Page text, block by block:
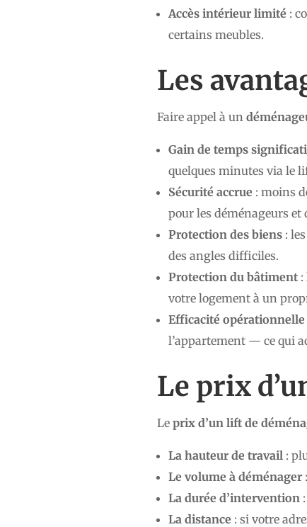
Accès intérieur limité :
certains meubles.
Les
Faire appel à un
Gain de temps
quelques minutes via le
Sécurité accrue : moins
pour les déménageurs et
Protection des biens :
des angles difficiles.
Protection du bâtiment :
votre logement à un
Efficacité opérationnelle
l’appartement — ce qui
Le prix
Le prix d’un lift de
La hauteur de travail :
Le volume à déménager
La durée d’intervention
La distance : si votre